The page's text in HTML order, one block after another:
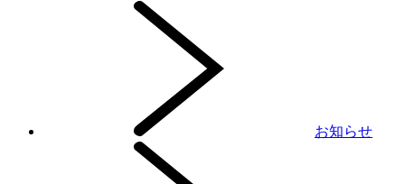
お知らせ